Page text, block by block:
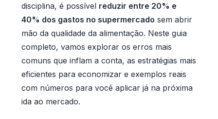
disciplina, é possível reduzir entre 20% e
40% dos gastos no supermercado sem abrir
mão da qualidade da alimentação. Neste guia
completo, vamos explorar os erros mais
comuns que inflam a conta, as estratégias mais
eficientes para economizar e exemplos reais
com números para você aplicar já na próxima
ida ao mercado.